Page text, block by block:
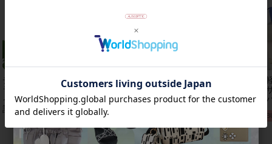
チェコクリスタルガ
ラス立体リボンデザ
インベルト時
計/9240001
【アンジェラカプッ
チ】イタリア製大ぶ
りイヤリン
グ/3021010-
8mm玉マジョルカパ
ール×キュービック
ジルコニアフラワー
【
レ
ー